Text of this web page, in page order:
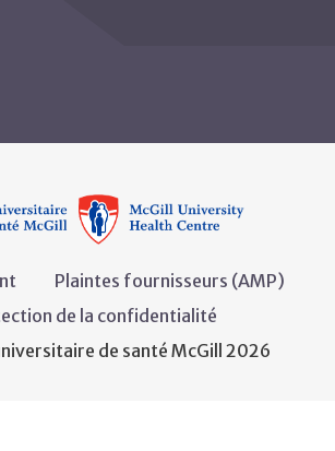
Plaintes fournisseurs (AMP)
de la confidentialité
de santé McGill 2026